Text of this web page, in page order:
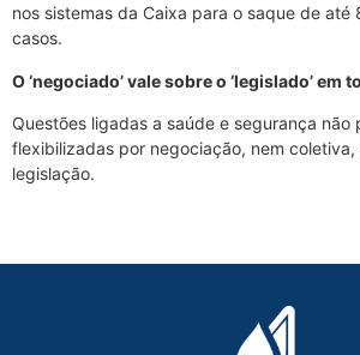
nos sistemas da Caixa para o saque de até
casos.
O ‘negociado’ vale sobre o ‘legislado’ em
Questões ligadas a saúde e segurança não
flexibilizadas por negociação, nem coletiva,
legislação.